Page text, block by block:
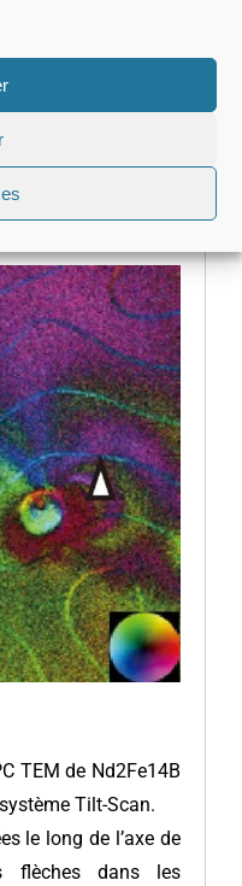
TEM de Nd2Fe14B
Tilt-Scan.
le long de l’axe de
flèches dans les